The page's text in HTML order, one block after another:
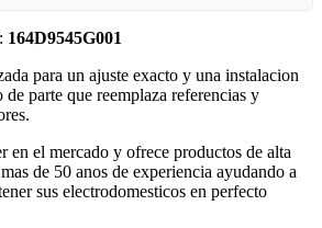
164D9545G001
para un ajuste exacto y una instalacion
parte que reemplaza referencias y
en el mercado y ofrece productos de alta
de 50 anos de experiencia ayudando a
sus electrodomesticos en perfecto